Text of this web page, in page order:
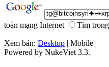
toàn mạng Internet
Tìm
Xem bản: Desktop | Mobile
Powered by NukeViet 3.3.